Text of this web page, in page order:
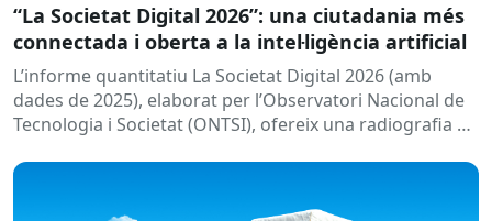
“La Societat Digital 2026”: una ciutadania més
connectada i oberta a la intel·ligència artificial
L’informe quantitatiu La Societat Digital 2026 (amb
dades de 2025), elaborat per l’Observatori Nacional de
Tecnologia i Societat (ONTSI), ofereix una radiografia de